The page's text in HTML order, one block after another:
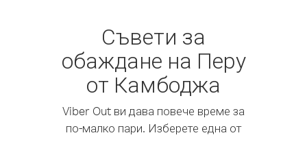
Съвети за
обаждане на Перу
от Камбоджа
Viber Out ви дава повече време за
по-малко пари. Изберете една от